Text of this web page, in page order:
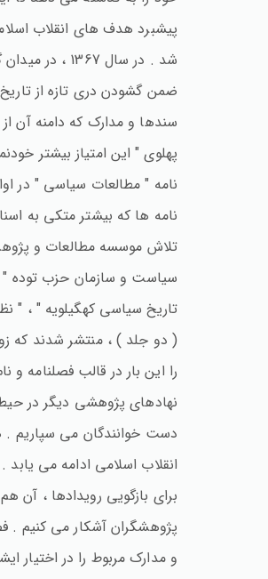
پیشبرد هدف های انقلاب
شد . در سال
ضمن گشودن دری تازه از
سندها و مدارک که دامنه آن
پهلوی " این امتیاز بیشتر
نامه ها که بیشتر متکی به
تلاش موسسه مطالعات و
سیاست و سازمان حزب توده " ،
تاریخ سیاسی کهگیلویه " ، "
( دو جلد ) ، منتشر شدند که
را این بار در قالب فصلنامه
نهادهای پژوهشی دیگر در
دست خوانندگان می سپاریم .
انقلاب اسلامی ادامه می
برای بازگویی رویدادها ،
پژوهشگران آشکار می کنیم .
و مدارک مربوط را در اختیار